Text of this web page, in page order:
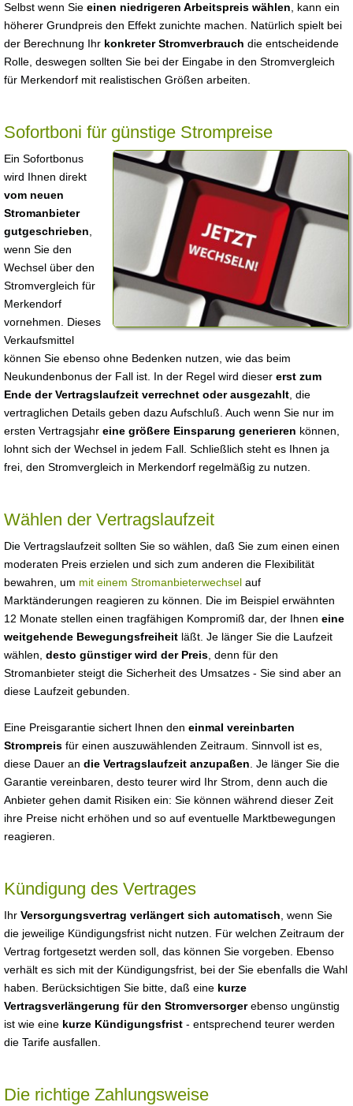
Selbst wenn Sie einen niedrigeren Arbeitspreis wählen , kann ein
höherer Grundpreis den Effekt zunichte machen. Natürlich spielt bei
der Berechnung Ihr konkreter Stromverbrauch die entscheidende
Rolle, deswegen sollten Sie bei der Eingabe in den Stromvergleich
für Merkendorf mit realistischen Größen arbeiten.
Sofortboni für günstige Strompreise
Ein Sofortbonus
wird Ihnen direkt
vom neuen
Stromanbieter
gutgeschrieben
wenn Sie den
Wechsel über den
Stromvergleich für
Merkendorf
vornehmen. Dieses
Verkaufsmittel
können Sie ebenso ohne Bedenken nutzen, wie das beim
Neukundenbonus der Fall ist. In der Regel wird dieser erst zum
Ende der Vertragslaufzeit verrechnet oder ausgezahlt , die
vertraglichen Details geben dazu Aufschluß. Auch wenn Sie nur im
ersten Vertragsjahr eine größere Einsparung generieren können,
lohnt sich der Wechsel in jedem Fall. Schließlich steht es Ihnen ja
frei, den Stromvergleich in Merkendorf regelmäßig zu nutzen.
Wählen der Vertragslaufzeit
Die Vertragslaufzeit sollten Sie so wählen, daß Sie zum einen einen
moderaten Preis erzielen und sich zum anderen die Flexibilität
bewahren, um mit einem Stromanbieterwechsel auf
Marktänderungen reagieren zu können. Die im Beispiel erwähnten
12 Monate stellen einen tragfähigen Kompromiß dar, der Ihnen eine
weitgehende Bewegungsfreiheit läßt. Je länger Sie die Laufzeit
wählen, desto günstiger wird der Preis , denn für den
Stromanbieter steigt die Sicherheit des Umsatzes - Sie sind aber an
diese Laufzeit gebunden.
Eine Preisgarantie sichert Ihnen den einmal vereinbarten
Strompreis für einen auszuwählenden Zeitraum. Sinnvoll ist es,
diese Dauer an die Vertragslaufzeit anzupaßen . Je länger Sie die
Garantie vereinbaren, desto teurer wird Ihr Strom, denn auch die
Anbieter gehen damit Risiken ein: Sie können während dieser Zeit
ihre Preise nicht erhöhen und so auf eventuelle Marktbewegungen
reagieren.
Kündigung des Vertrages
Ihr Versorgungsvertrag verlängert sich automatisch , wenn Sie
die jeweilige Kündigungsfrist nicht nutzen. Für welchen Zeitraum der
Vertrag fortgesetzt werden soll, das können Sie vorgeben. Ebenso
verhält es sich mit der Kündigungsfrist, bei der Sie ebenfalls die Wahl
haben. Berücksichtigen Sie bitte, daß eine kurze
Vertragsverlängerung für den Stromversorgerebenso ungünstig
ist wie eine kurze Kündigungsfrist - entsprechend teurer werden
die Tarife ausfallen.
Die richtige Zahlungsweise